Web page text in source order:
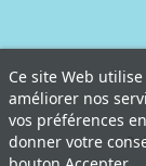
Ce site Web
améliorer nos
vos préférences
donner votre